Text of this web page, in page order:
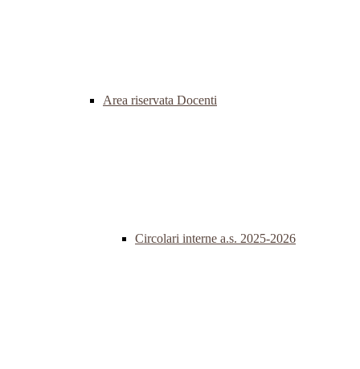
Area riservata Docenti
Circolari interne a.s. 2025-2026